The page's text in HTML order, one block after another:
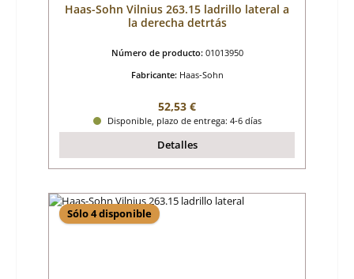
Haas-Sohn Vilnius 263.15 ladrillo lateral a
la derecha detrtás
Número de producto: 01013950
Fabricante: Haas-Sohn
Precio normal:
52,53 €
Disponible, plazo de entrega: 4-6 días
Detalles
Sólo 4 disponible